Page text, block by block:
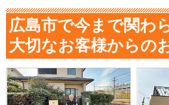
広島市で今まで関わ
大切なお客様からの